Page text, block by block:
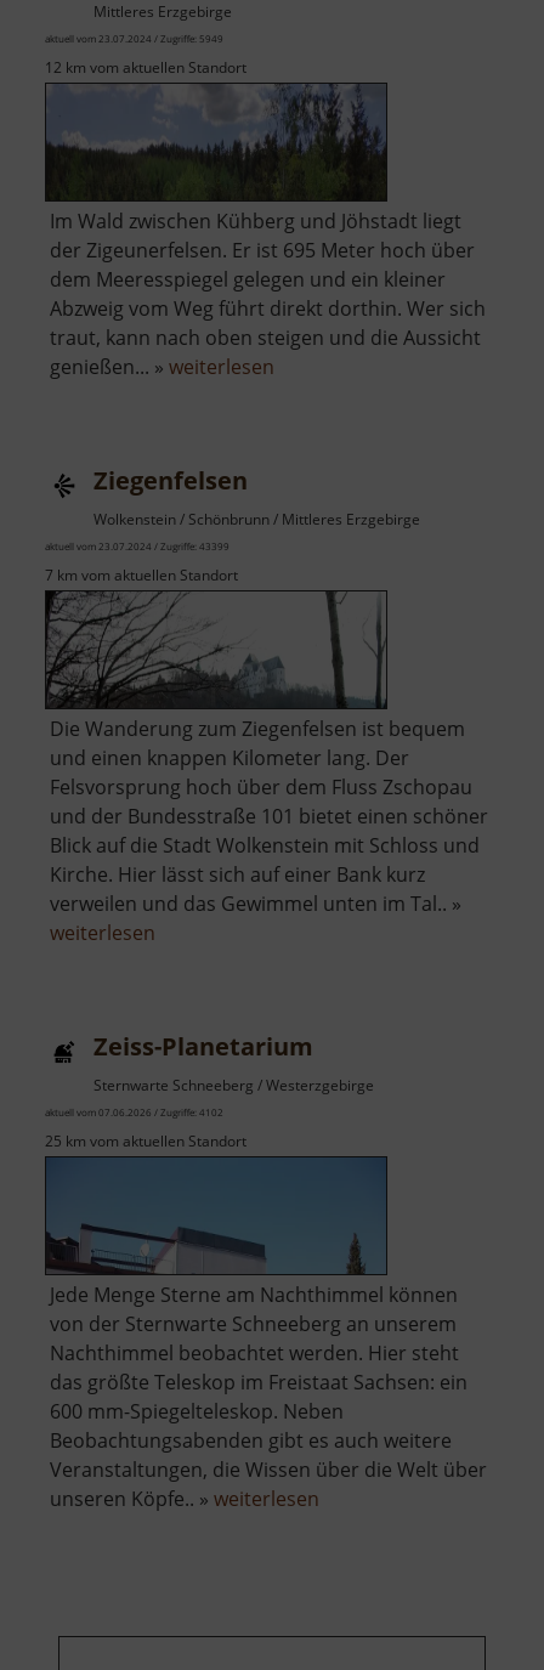
Mittleres Erzgebirge
aktuell vom 23.07.2024 / Zugriffe: 5949
12 km vom aktuellen Standort
Im Wald zwischen Kühberg und Jöhstadt liegt
der Zigeunerfelsen. Er ist 695 Meter hoch über
dem Meeresspiegel gelegen und ein kleiner
Abzweig vom Weg führt direkt dorthin. Wer sich
traut, kann nach oben steigen und die Aussicht
genießen... » weiterlesen
Ziegenfelsen
Wolkenstein / Schönbrunn / Mittleres Erzgebirge
aktuell vom 23.07.2024 / Zugriffe: 43399
7 km vom aktuellen Standort
Die Wanderung zum Ziegenfelsen ist bequem
und einen knappen Kilometer lang. Der
Felsvorsprung hoch über dem Fluss Zschopau
und der Bundesstraße 101 bietet einen schöner
Blick auf die Stadt Wolkenstein mit Schloss und
Kirche. Hier lässt sich auf einer Bank kurz
verweilen und das Gewimmel unten im Tal.. »
weiterlesen
Zeiss-Planetarium
Sternwarte Schneeberg / Westerzgebirge
aktuell vom 07.06.2026 / Zugriffe: 4102
25 km vom aktuellen Standort
Jede Menge Sterne am Nachthimmel können
von der Sternwarte Schneeberg an unserem
Nachthimmel beobachtet werden. Hier steht
das größte Teleskop im Freistaat Sachsen: ein
600 mm-Spiegelteleskop. Neben
Beobachtungsabenden gibt es auch weitere
Veranstaltungen, die Wissen über die Welt über
unseren Köpfe.. » weiterlesen